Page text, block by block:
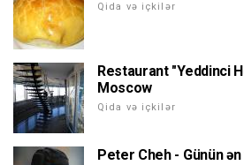
Qida və içkilər
Restaurant "Yeddinci
Moscow
Qida və içkilər
Peter Cheh - Günün ən